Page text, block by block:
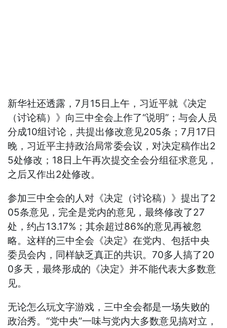
新华社还透露，7月15日上午，习近平就《决定
（讨论稿）》向三中全会上作了“说明”；与会人员
分成10组讨论，共提出修改意见205条；7月17日
晚，习近平主持政治局常委会议，对决定稿作出2
5处修改；18日上午再次提交全会分组征求意见，
之后又作出2处修改。
参加三中全会的人对《决定（讨论稿）》提出了2
05条意见，完全是党内的意见，最终修改了27
处，约占13.17%；其余超过86%的意见再被忽
略。这样的三中全会《决定》在党内、包括中央
委员会内，同样缺乏真正的共识。70多人搞了20
0多天，最终形成的《决定》并不能代表大多数意
见。
无论怎么玩文字游戏，三中全会都是一场失败的
政治秀。“党中央”一味与党内大多数意见搞对立，